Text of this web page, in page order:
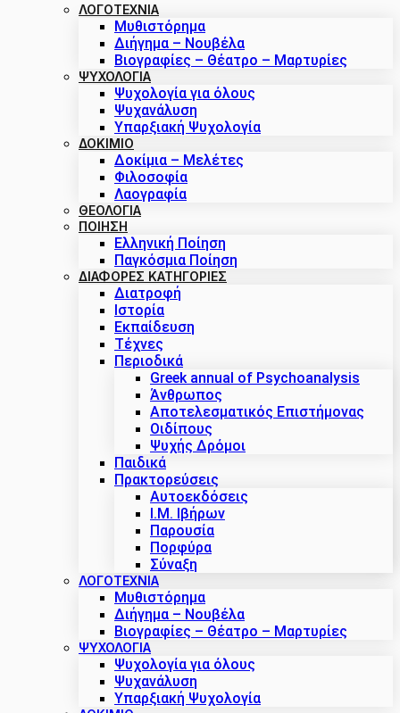
ΛΟΓΟΤΕΧΝΙΑ
Μυθιστόρημα
Διήγημα – Νουβέλα
Βιογραφίες – Θέατρο – Μαρτυρίες
ΨΥΧΟΛΟΓΙΑ
Ψυχολογία για όλους
Ψυχανάλυση
Υπαρξιακή Ψυχολογία
ΔΟΚΊΜΙΟ
Δοκίμια – Μελέτες
Φιλοσοφία
Λαογραφία
ΘΕΟΛΟΓΙΑ
ΠΟΙΗΣΗ
Ελληνική Ποίηση
Παγκόσμια Ποίηση
ΔΙΑΦΟΡΕΣ ΚΑΤΗΓΟΡΙΕΣ
Διατροφή
Ιστορία
Εκπαίδευση
Τέχνες
Περιοδικά
Greek annual of Psychoanalysis
Άνθρωπος
Αποτελεσματικός Επιστήμονας
Οιδίπους
Ψυχής Δρόμοι
Παιδικά
Πρακτoρεύσεις
Αυτοεκδόσεις
Ι.Μ. Ιβήρων
Παρουσία
Πορφύρα
Σύναξη
ΛΟΓΟΤΕΧΝΙΑ
Μυθιστόρημα
Διήγημα – Νουβέλα
Βιογραφίες – Θέατρο – Μαρτυρίες
ΨΥΧΟΛΟΓΙΑ
Ψυχολογία για όλους
Ψυχανάλυση
Υπαρξιακή Ψυχολογία